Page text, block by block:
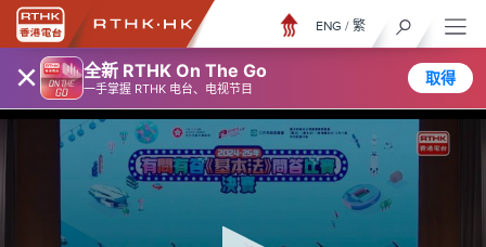
× 全新 RTHK On The Go
一手掌握 RTHK 电台、电视节目
取得
ENG / 繁